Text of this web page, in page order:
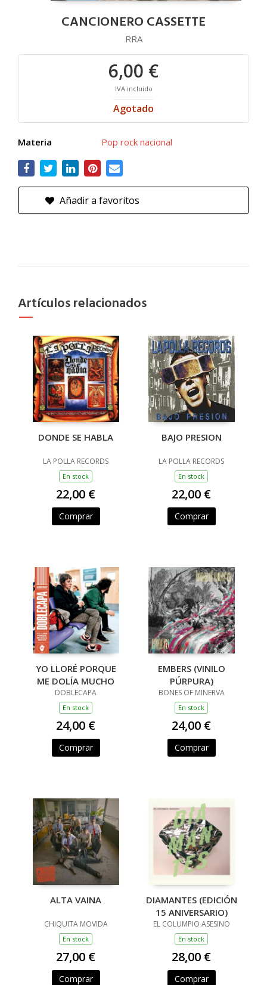
CANCIONERO CASSETTE
RRA
6,00 €
IVA incluido
Agotado
Materia Pop rock nacional
Añadir a favoritos
Artículos relacionados
DONDE SE HABLA
LA POLLA RECORDS
En stock
22,00 €
Comprar
BAJO PRESION
LA POLLA RECORDS
En stock
22,00 €
Comprar
YO LLORÉ PORQUE
ME DOLÍA MUCHO
DOBLECAPA
En stock
24,00 €
Comprar
EMBERS (VINILO
PÚRPURA)
BONES OF MINERVA
En stock
24,00 €
Comprar
ALTA VAINA
CHIQUITA MOVIDA
En stock
27,00 €
Comprar
DIAMANTES (EDICIÓN
15 ANIVERSARIO)
EL COLUMPIO ASESINO
En stock
28,00 €
Comprar